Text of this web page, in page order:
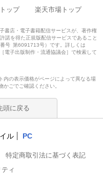
ップ 楽天市場トップ
書店・電子書籍配信サービスが、著作権
諾を得た正規版配信サービスであること
号 第6091713号）です。詳しくは
電子出版制作・流通協議会］で検索して
内の表示価格がページによって異なる場
ごでご確認ください。
頭に戻る
ル PC
特定商取引法に基づく表記
ィ